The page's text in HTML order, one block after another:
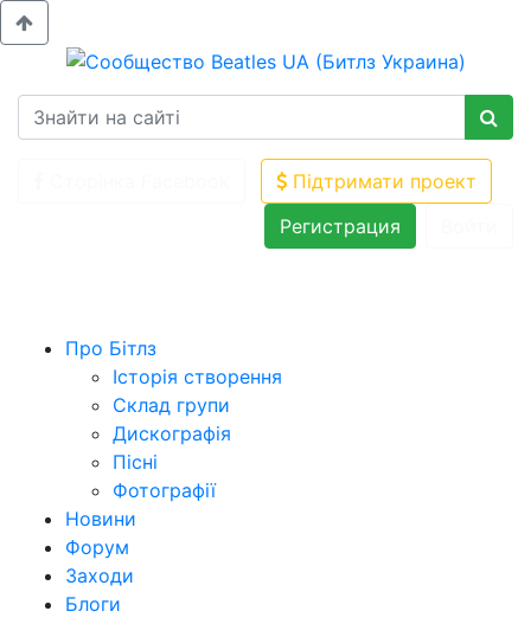
Підтримати проект
Регистрация
Про Бітлз
Історія створення
Склад групи
Дискографія
Пісні
Фотографії
Новини
Форум
Заходи
Блоги